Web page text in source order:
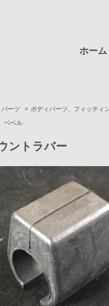
ホーム
パーツ > ボディパーツ、フィッティ
ベベル
ントラバー